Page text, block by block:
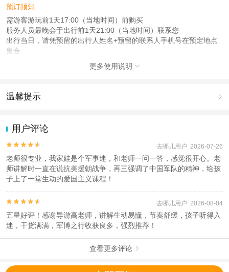
预订须知
需游客游玩前1天17:00（当地时间）前购买
服务人员最晚会于出行前1天21:00（当地时间）联系您
出行当日，请凭预留的出行人姓名+预留的联系人手机号在预定地点
集合
儿童：2周岁 – 17周岁；
本产品由青岛驿路同行国际旅行社有限公司代理招徕，委托社为北京炎旭国际旅
行社有限公司，具体的旅游服务和操作由委托社及其有资质的地接社提供
更多使用说明 
温馨提示 
动（如跳伞、潜水、滑雪等）前，请务必仔细阅读
2.为普及旅游安全知识及旅游文明公约，使您的旅程顺利圆满完成，
特制定《去哪儿网旅游安全手册》 ，请您认真阅读并切实遵守。
用户评论

 去哪儿用户 2026-07-26
老师很专业，我家娃是个军事迷，和老师一问一答，感觉很开心。老
师讲解时一直在说抗美援朝战争，再三强调了中国军队的精神，给孩
子上了一堂生动的爱国主义课程！

 去哪儿用户 2026-08-04
五星好评！感谢导游高老师，讲解生动易懂，节奏舒缓，孩子听得入
迷，干货满满，军博之行收获良多，强烈推荐！
查看更多评论 